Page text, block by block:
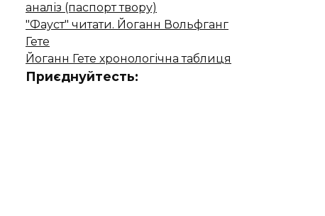
аналіз (паспорт твору)
"Фауст" читати. Йоганн Вольфганг
Гете
Йоганн Гете хронологічна таблиця
Приєднуйтесть: